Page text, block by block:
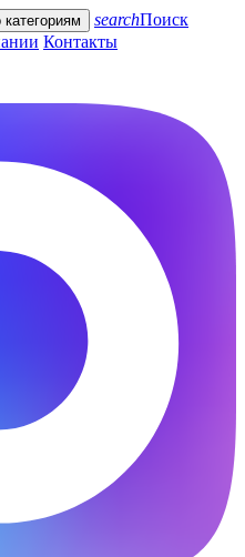
категориям searchПоиск
Контакты